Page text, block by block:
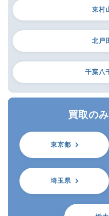
東村
北戸
千葉八
買取の
東京都
埼玉県